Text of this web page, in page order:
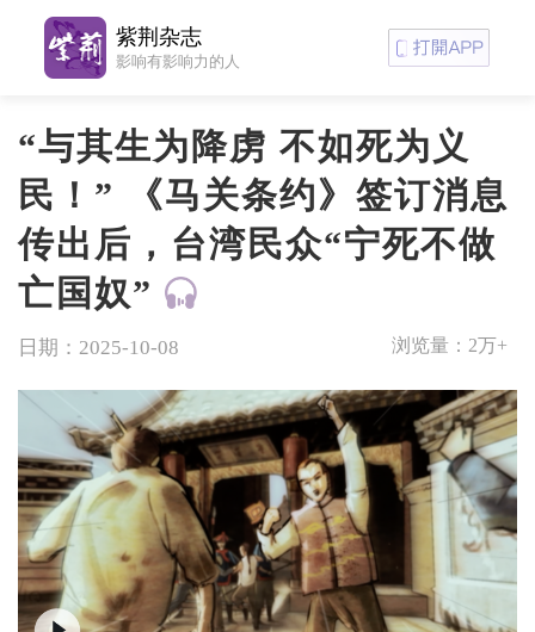
“与其生为降虏 不如死为义
民！” 《马关条约》签订消息
传出后，台湾民众“宁死不做
亡国奴”
日期：2025-10-08 浏览量： 2万+
紫荆杂志
影响有影响力的人